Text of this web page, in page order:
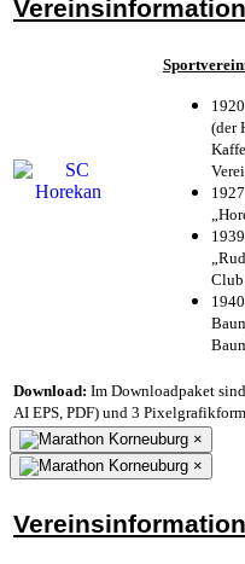
(der
Club
Download: Im Downloadpaket
AI EPS, PDF) und 3
×
×